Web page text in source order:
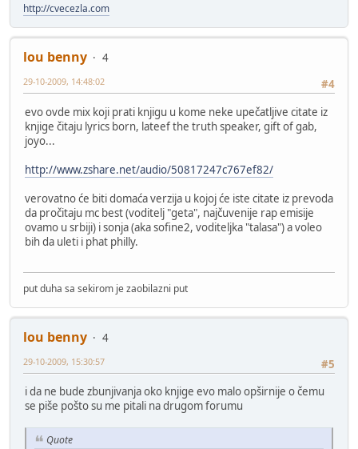
http://cvecezla.com
lou benny
4
#4
29-10-2009, 14:48:02
evo ovde mix koji prati knjigu u kome neke upečatljive citate iz
knjige čitaju lyrics born, lateef the truth speaker, gift of gab,
joyo...
http://www.zshare.net/audio/50817247c767ef82/
verovatno će biti domaća verzija u kojoj će iste citate iz prevoda
da pročitaju mc best (voditelj "geta", najčuvenije rap emisije
ovamo u srbiji) i sonja (aka sofine2, voditeljka "talasa") a voleo
bih da uleti i phat philly.
put duha sa sekirom je zaobilazni put
lou benny
4
#5
29-10-2009, 15:30:57
i da ne bude zbunjivanja oko knjige evo malo opširnije o čemu
se piše pošto su me pitali na drugom forumu
Quote